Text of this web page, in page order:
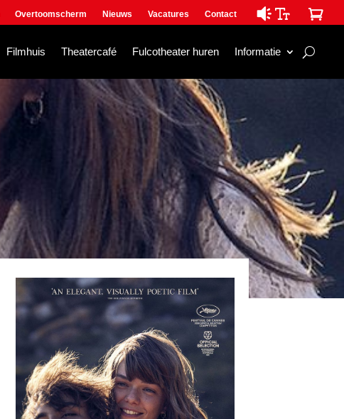
Overtoomscherm Nieuws Vacatures Contact 
Filmhuis Theatercafé Fulcotheater huren Informatie